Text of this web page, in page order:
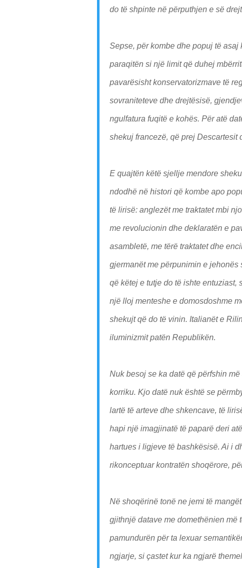
do të shpinte në përputhjen e së
Sepse, për kombe dhe popuj të
paraqitën si një limit që duhej
pavarësisht konservatorizmave të
sovraniteteve dhe drejtësisë,
ngulfatura fuqitë e kohës. Për atë
shekuj francezë, që prej Descartesit
E quajtën këtë sjellje mendore
ndodhë në histori që kombe apo
të lirisë: anglezët me traktatet mbi
me revolucionin dhe deklaratën e
asambletë, me tërë traktatet dhe
gjermanët me përpunimin e
që këtej e tutje do të ishte entuziast,
një lloj menteshe e domosdoshme
shekujt që do të vinin. Italianët e
iluminizmit patën Republikën.
Nuk besoj se ka datë që përfshin
korriku. Kjo datë nuk është se
lartë të arteve dhe shkencave, të
hapi një imagjinatë të paparë deri
hartues i ligjeve të bashkësisë. Ai i
rikonceptuar kontratën shoqërore,
Në shoqërinë tonë ne jemi të
gjithnjë datave me domethënien më
pamundurën për ta lexuar
ngjarje, si çastet kur ka ngjarë